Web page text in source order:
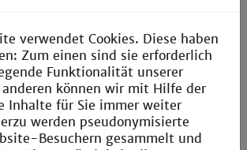
6111
6420
verwendet Cookies. Diese haben
Zum einen sind sie erforderlich
Funktionalität unserer
können wir mit Hilfe der
Inhalte für Sie immer weiter
werden pseudonymisierte
Besuchern gesammelt und